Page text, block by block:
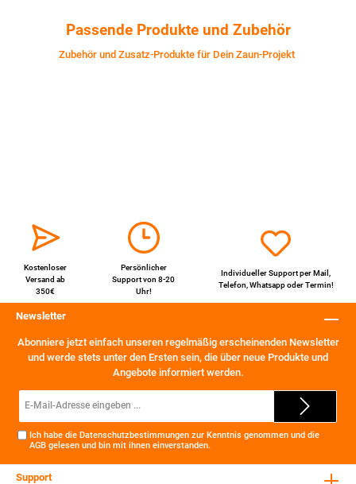
Passende Produkte und Zubehör
Zubehör und Zusatz-Produkte für Dein Zaun-Projekt
Kostenloser
Versand ab
350€
Persönlicher
Support von 8-20
Uhr!
Individueller Support perMail,
Telefon,WhatsappoderTermin!
Newsletter
Abonniere jetzt einfach unseren regelmäßig erscheinenden Newsletter
und werde stets unter den Ersten sein, die über neue Produkte und
Angebote informiert werden.
Ich habe die Datenschutzbestimmungen zur Kenntnis genommen und die
AGB gelesen und bin mit ihnen einverstanden.
Support